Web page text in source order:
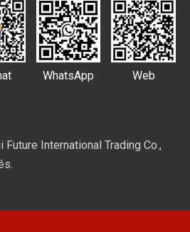
WhatsApp Web
Future International Trading Co.,